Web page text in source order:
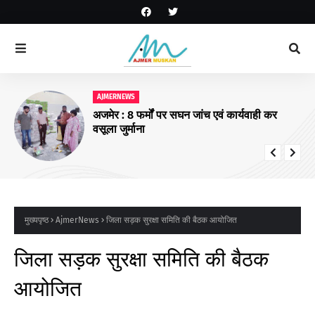
AJMERNEWS
अजमेर : 8 फर्मों पर सघन जांच एवं कार्यवाही कर
वसूला जुर्माना
मुख्यपृष्ठ AjmerNews जिला सड़क सुरक्षा समिति की बैठक आयोजित
जिला सड़क सुरक्षा समिति की बैठक
आयोजित